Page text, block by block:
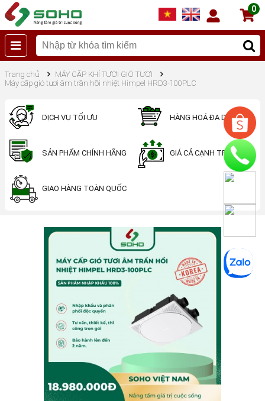
0
Trang chủ
MÁY CẤP KHÍ TƯƠI GIÓ TƯƠI
Máy cấp gió tươi âm trần hồi nhiệt Himpel HRD3-100PLC
DỊCH VỤ TỐI ƯU HÀNG HOÁ ĐA DẠNG
SẢN PHẨM CHÍNH HÃNG GIÁ CẢ CẠNH TRANH
GIAO HÀNG TOÀN QUỐC